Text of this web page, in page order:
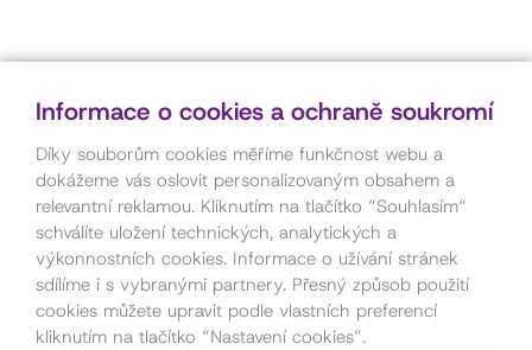
Informace o cookies a ochraně soukromí
Díky souborům cookies měříme funkčnost webu a
dokážeme vás oslovit personalizovaným obsahem a
relevantní reklamou. Kliknutím na tlačítko “Souhlasím“
schválíte uložení technických, analytických a
výkonnostních cookies. Informace o užívání stránek
sdílíme i s vybranými partnery. Přesný způsob použití
cookies můžete upravit podle vlastních preferencí
kliknutím na tlačítko “Nastavení cookies”.